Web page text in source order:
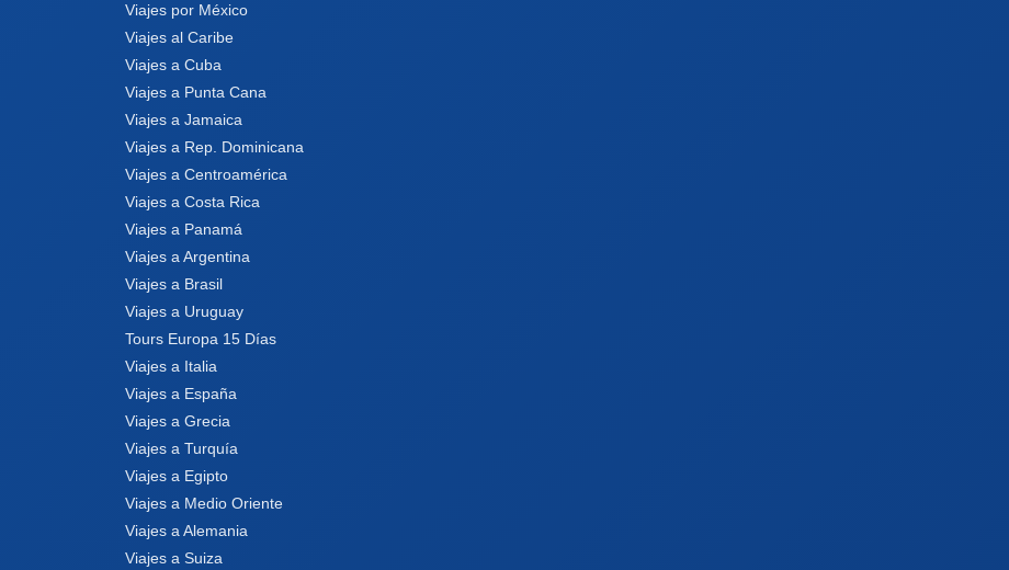
Viajes por México
Viajes al Caribe
Viajes a Cuba
Viajes a Punta Cana
Viajes a Jamaica
Viajes a Rep. Dominicana
Viajes a Centroamérica
Viajes a Costa Rica
Viajes a Panamá
Viajes a Argentina
Viajes a Brasil
Viajes a Uruguay
Tours Europa 15 Días
Viajes a Italia
Viajes a España
Viajes a Grecia
Viajes a Turquía
Viajes a Egipto
Viajes a Medio Oriente
Viajes a Alemania
Viajes a Suiza